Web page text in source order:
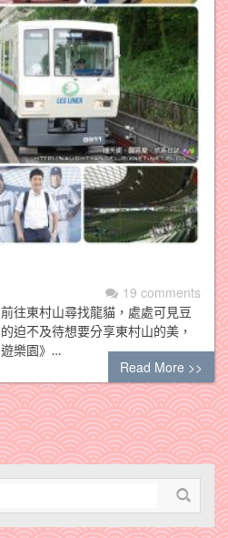
19 comments
往東村山尋找龍貓，處處可見豆
迫不及待想要分享東村山的美，
樂園》…
Read More >>